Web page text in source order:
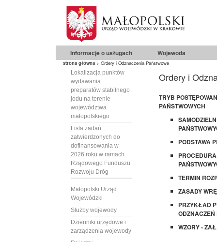
Informacje o usługach Wojewoda
strona główna > Ordery i Odznaczenia Państwowe
Lokalizacja punktów
wydawania
preparatów stabilnego
jodu na terenie
województwa
małopolskiego
Lista zadań
zatwierdzonych do
dofinansowania w
2026 roku w ramach
Rządowego Funduszu
Rozwoju Dróg
Małopolski Urząd
Wojewódzki
Służby wojewody
Dzienniki urzędowe i
zarządzenia wojewody
Ordery i
TRYB
PAŃSTWOWYCH
PODSTAWA
TERMIN
ZASADY
PRZYKŁAD
ODZNACZEŃ
WZORY -